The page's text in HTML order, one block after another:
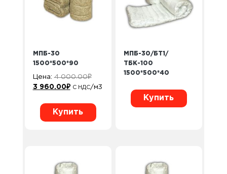
МПБ-30
1500*500*90
Цена:4 000.00₽
3 960.00₽ С НДС/м3
Купить
МПБ-30/БТ1/
ТБК-100
1500*500*40
Купить